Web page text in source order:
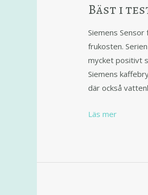
Bäst i
Siemens
frukosten.
mycket positivt
Siemens
där också
Läs mer